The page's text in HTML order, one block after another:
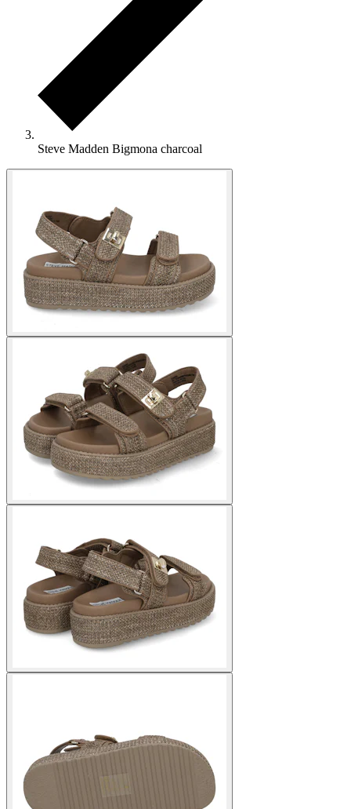
Steve Madden Bigmona charcoal